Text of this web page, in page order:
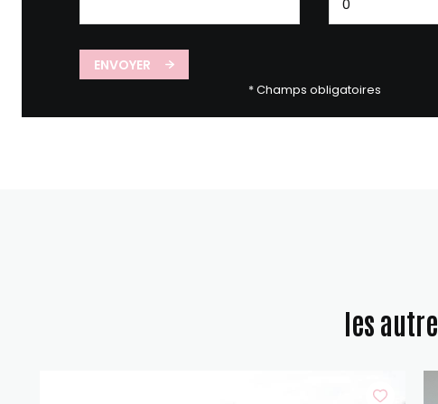
ENVOYER
* Champs obligatoires
les